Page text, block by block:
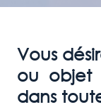
Vous
ou objet
dans